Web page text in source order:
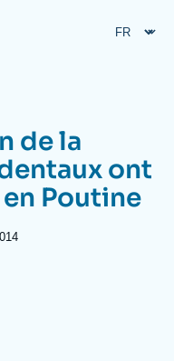
Orient
de la
ont
Poutine